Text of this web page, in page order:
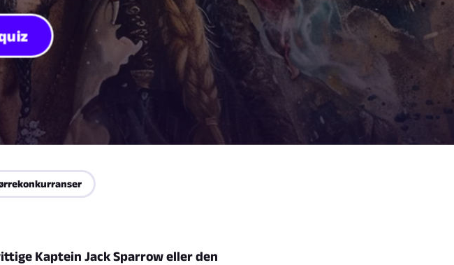
Kaptein Jack Sparrow eller den